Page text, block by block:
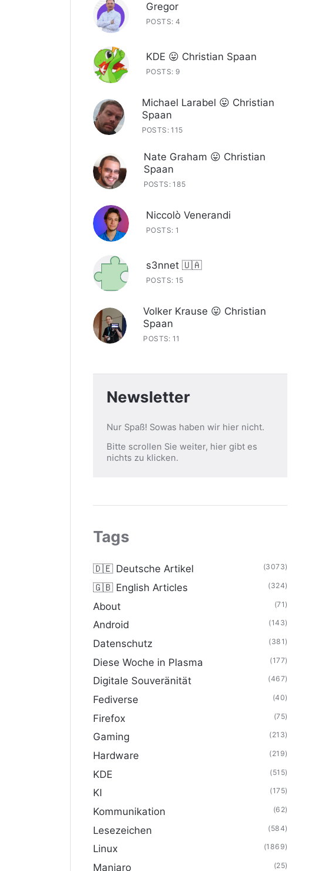
Gregor
POSTS: 4
KDE 😛 Christian Spaan
POSTS: 9
Michael Larabel 😛 Christian
Spaan
POSTS: 115
Nate Graham 😛 Christian
Spaan
POSTS: 185
Niccolò Venerandi
POSTS: 1
s3nnet 🇺🇦
POSTS: 15
Volker Krause 😛 Christian
Spaan
POSTS: 11
Newsletter
Nur Spaß! Sowas haben wir hier nicht.
Bitte scrollen Sie weiter, hier gibt es
nichts zu klicken.
Tags
🇩🇪 Deutsche Artikel (3073)
🇬🇧 English Articles (324)
About (71)
Android (143)
Datenschutz (381)
Diese Woche in Plasma (177)
Digitale Souveränität (467)
Fediverse (40)
Firefox (75)
Gaming (213)
Hardware (219)
KDE (515)
KI (175)
Kommunikation (62)
Lesezeichen (584)
Linux (1869)
Manjaro (25)